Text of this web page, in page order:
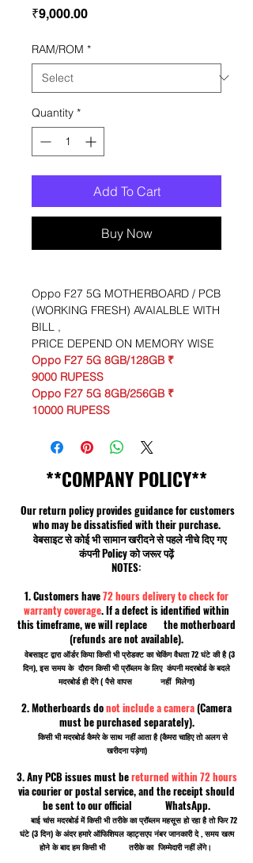
₹9,000.00Price
RAM/ROM *
Quantity *
Add To Cart
Buy Now
Oppo F27 5G MOTHERBOARD / PCB
(WORKING FRESH) AVAIALBLE WITH
BILL ,
PRICE DEPEND ON MEMORY WISE
Oppo F27 5G 8GB/128GB ₹
9000 RUPESS
Oppo F27 5G 8GB/256GB ₹
10000 RUPESS
**COMPANY POLICY**
Our return policy provides guidance for customers
who may be dissatisfied with their purchase.
वेबसाइट से कोई भी सामान खरीदने से पहले नीचे दिए गए
कंपनी Policy को जरूर पढ़ें
NOTES:
1. Customers have72 hours delivery to check for
warranty coverage. If a defect is identified within
this timeframe, we will replace the motherboard
(refunds are not available).
वेबसाइट द्वारा ऑर्डर किया किसी भी प्रोडक्ट का चेकिंग वैधता 72 घंटे की है (3
दिन), इस समय के दौरान किसी भी प्रॉब्लम के लिए कंपनी मदरबोर्ड के बदले
मदरबोर्ड ही देंगे ( पैसे वापस नहीं मिलेगा)
2. Motherboards donot include a camera(Camera
must be purchased separately).
किसी भी मदरबोर्ड कैमरे के साथ नहीं आता है (कैमरा चाहिए तो अलग से
खरीदना पड़ेगा)
3. Any PCB issues must bereturned within 72 hours
via courier or postal service, and the receipt should
be sent to our official WhatsApp.
बाई चांस मदरबोर्ड में किसी भी तरीके का प्रॉब्लम महसूस हो रहा है तो फिर 72
घंटे (3 दिन) के अंदर हमारे ऑफिशियल व्हाट्सएप नंबर जानकारी दे , समय खत्म
होने के बाद हम किसी भी तरीके का जिम्मेदारी नहीं लेंगे।